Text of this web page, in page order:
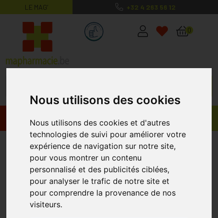
Nous utilisons des cookies
Nous utilisons des cookies et d'autres
technologies de suivi pour améliorer votre
expérience de navigation sur notre site,
pour vous montrer un contenu
personnalisé et des publicités ciblées,
pour analyser le trafic de notre site et
pour comprendre la provenance de nos
visiteurs.
LE MAG’ +32 4 263 56 12
MaPharmacie.be ma santé, mes
0
Promos Produits
Arkopharma